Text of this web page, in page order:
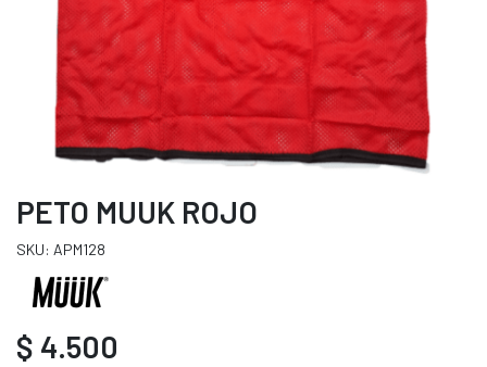
PETO MUUK ROJO
SKU: APM128
$ 4.500